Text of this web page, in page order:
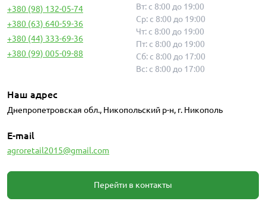
+380 (98) 132-05-74
+380 (63) 640-59-36
+380 (44) 333-69-36
+380 (99) 005-09-88
Вт: с 8:00 до 19:00
Ср: с 8:00 до 19:00
Чт: с 8:00 до 19:00
Пт: с 8:00 до 19:00
Сб: с 8:00 до 17:00
Вс: с 8:00 до 17:00
Наш адрес
Днепропетровская обл., Никопольский р-н, г. Никополь
E-mail
agroretail2015@gmail.com
Перейти в контакты